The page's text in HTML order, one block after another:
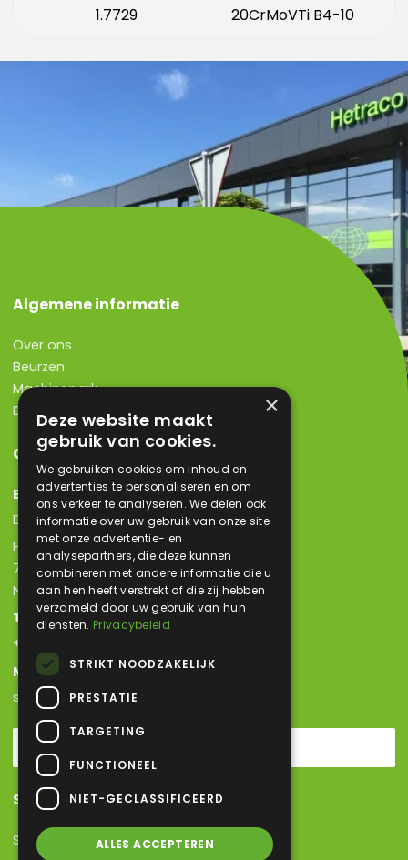
1.7729 20CrMoVTi B4-10
Algemene informatie
Over ons
Beurzen
Machinepark
Dutch Bolting Company B.V.
Contact
Bezoekadres
Dutch Bolting Company B.V.
Hoornaar 11
7317 BR Apeldoorn
Nederland
Telefoon
+31 (0) 55 303 2180
Mail
sales@hetraco.com
Sitemap
Sitemap
×
Deze website maakt
gebruik van cookies.
We gebruiken cookies om inhoud en
advertenties te personaliseren en om
ons verkeer te analyseren. We delen ook
informatie over uw gebruik van onze site
met onze advertentie- en
analysepartners, die deze kunnen
combineren met andere informatie die u
aan hen heeft verstrekt of die zij hebben
verzameld door uw gebruik van hun
diensten. Privacybeleid
STRIKT NOODZAKELIJK
PRESTATIE
TARGETING
FUNCTIONEEL
NIET-GECLASSIFICEERD
ALLES ACCEPTEREN